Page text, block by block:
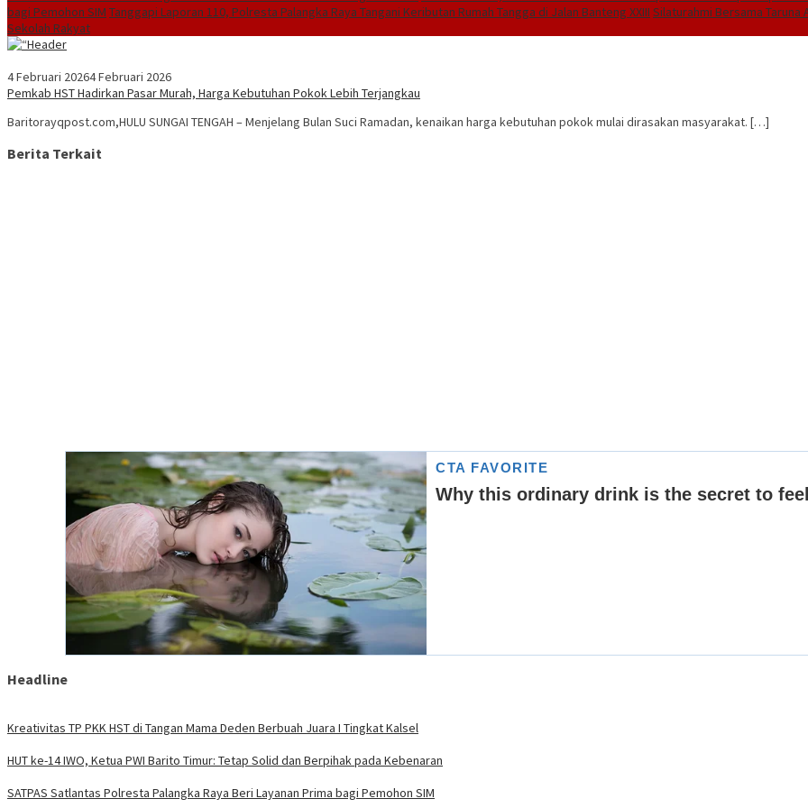
bagi Pemohon SIM Tanggapi Laporan 110, Polresta Palangka Raya Tangani Keributan Rumah Tangga di Jalan Banteng XXIII Silaturahmi Bersama
Sekolah Rakyat
4 Februari 20264 Februari 2026
Pemkab HST Hadirkan Pasar Murah, Harga Kebutuhan Pokok Lebih Terjangkau
Baritorayqpost.com,HULU SUNGAI TENGAH – Menjelang Bulan Suci Ramadan, kenaikan harga kebutuhan pokok mulai dirasakan masyarakat. […]
Berita Terkait
Headline
Kreativitas TP PKK HST di Tangan Mama Deden Berbuah Juara I Tingkat Kalsel
HUT ke-14 IWO, Ketua PWI Barito Timur: Tetap Solid dan Berpihak pada Kebenaran
SATPAS Satlantas Polresta Palangka Raya Beri Layanan Prima bagi Pemohon SIM